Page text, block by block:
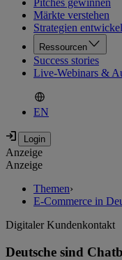
Pitches gewinnen
Märkte verstehen
Strategien
Ressourcen
Success stories
Live-Webinars &
EN
Anzeige
Anzeige
Themen›
E-Commerce in
Digitaler Kundenkontakt
Deutsche sind